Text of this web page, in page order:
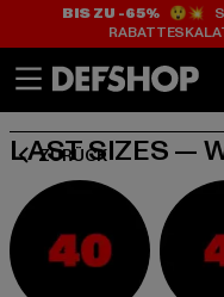
BIS ZU -65%😲💥
ZURÜCK
LAST SIZES —